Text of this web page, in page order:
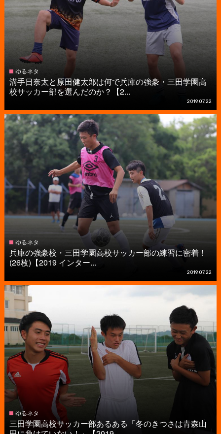
ゆるネタ
溝手日奈太と原田健太郎は何で兵庫の強豪・三田学園高
校サッカー部を選んだのか？【2...
2019.07.22
ゆるネタ
兵庫の強豪校・三田学園高校サッカー部の練習に密着！
(26枚)【2019 インター...
2019.07.22
ゆるネタ
三田学園高校サッカー部あるある「冬のきつさは青森山